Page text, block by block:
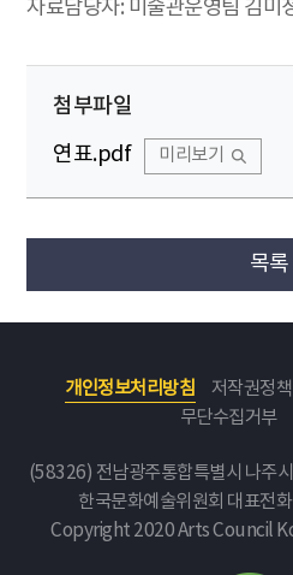
자료담당자: 미술관운영팀 김
첨부파일
연표.pdf
미리보기
목록
개인정보처리방침 저작권정책
무단수집거부
(58326) 전남광주통합특별시 나주
한국문화예술위원회 대표전
Copyright 2020 Arts Council